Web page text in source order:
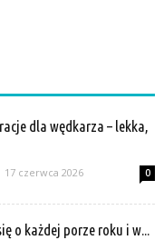
dla wędkarza – lekka,
17 czerwca 2026 0
o każdej porze roku i w...